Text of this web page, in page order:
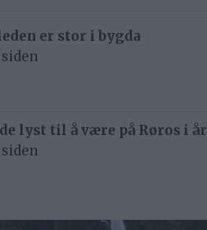
er stor i bygda
lyst til å være på Røros i år